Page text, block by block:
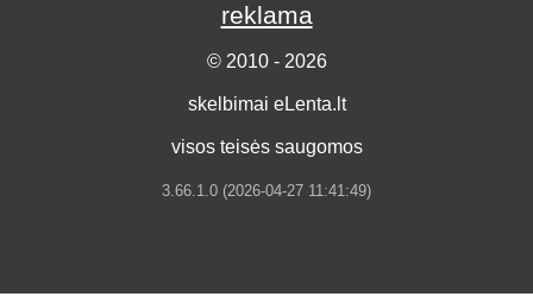
reklama
© 2010 - 2026
skelbimai eLenta.lt
visos teisės saugomos
3.66.1.0 (2026-04-27 11:41:49)